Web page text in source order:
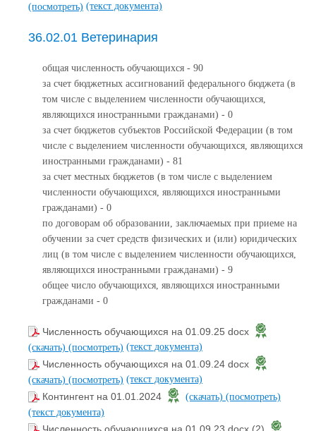
(посмотреть) (текст документа)
36.02.01 Ветеринария
общая численность обучающихся - 90
за счет бюджетных ассигнований федерального бюджета (в
том числе с выделением численности обучающихся,
являющихся иностранными гражданами) - 0
за счет бюджетов субъектов Российской Федерации (в том
числе с выделением численности обучающихся, являющихся
иностранными гражданами) - 81
за счет местных бюджетов (в том числе с выделением
численности обучающихся, являющихся иностранными
гражданами) - 0
по договорам об образовании, заключаемых при приеме на
обучении за счет средств физических и (или) юридических
лиц (в том числе с выделением численности обучающихся,
являющихся иностранными гражданами) - 9
общее число обучающихся, являющихся иностранными
гражданами - 0
Численность обучающихся на 01.09.25 docx
(скачать) (посмотреть) (текст документа)
Численность обучающихся на 01.09.24 docx
(скачать) (посмотреть) (текст документа)
Контингент на 01.01.2024 (скачать) (посмотреть)
(текст документа)